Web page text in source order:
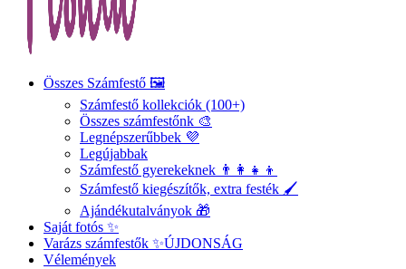
Összes Számfestő 🖼️
Számfestő kollekciók (100+)
Összes számfestőnk 🎨
Legnépszerűbbek 💜
Legújabbak
Számfestő gyerekeknek 👨‍👩‍👧‍👦
Számfestő kiegészítők, extra festék 🖌️
Ajándékutalványok 🎁
Saját fotós ✨
Varázs számfestők ✨ÚJDONSÁG
Vélemények